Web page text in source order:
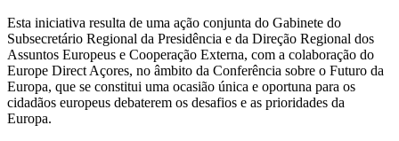
Esta iniciativa resulta de uma ação conjunta do Gabinete do
Subsecretário Regional da Presidência e da Direção Regional dos
Assuntos Europeus e Cooperação Externa, com a colaboração do
Europe Direct Açores, no âmbito da Conferência sobre o Futuro da
Europa, que se constitui uma ocasião única e oportuna para os
cidadãos europeus debaterem os desafios e as prioridades da
Europa.